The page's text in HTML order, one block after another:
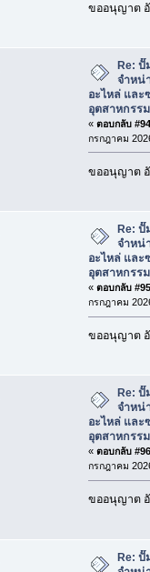
ขออนุญาต
Re:
จำหน่
อะไหล่ และ
อุตสาหกรร
« ตอบกลับ
กรกฎาคม
ขออนุญาต
Re:
จำหน่
อะไหล่ และ
อุตสาหกรร
« ตอบกลับ
กรกฎาคม
ขออนุญาต
Re:
จำหน่
อะไหล่ และ
อุตสาหกรร
« ตอบกลับ
กรกฎาคม
ขออนุญาต
Re: ปั๊